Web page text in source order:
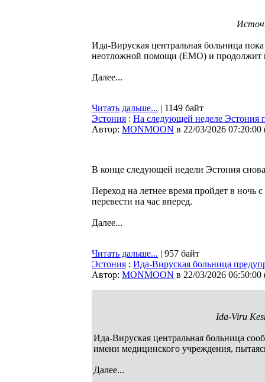
Ида-Вируская центральная больница
неотложной помощи (EMO) и продолжит
Далее...
Читать дальше... | 1149 байт
Эстония : На следующей неделе Эстония
Автор: MONMOON в 22/03/2026 07:20:00
В конце следующей недели Эстония
Переход на летнее время пройдет в ночь
перевести на час вперед.
Далее...
Читать дальше... | 957 байт
Эстония : Ида-Вируская больница
Автор: MONMOON в 22/03/2026 06:50:00
Ida-Viru
Ида-Вируская центральная больница
имени медицинского учреждения,
Далее...